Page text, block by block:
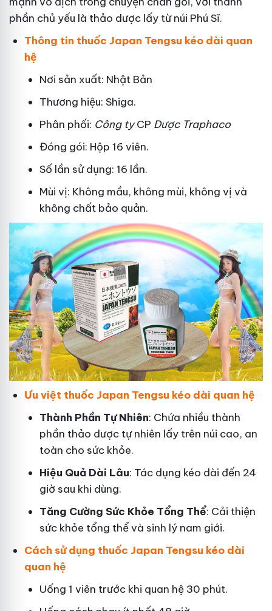
phần chủ yếu là thảo dược lấy từ núi Phú Sĩ.
Thông tin thuốc Japan Tengsu kéo dài quan
hệ
Nơi sản xuất: Nhật Bản
Thương hiệu: Shiga.
Phân phối: Công tyCP Dược Traphaco
Đóng gói: Hộp 16 viên.
Số lần sử dụng: 16 lần.
Mùi vị: Không mầu, không mùi, không vị và
không chất bảo quản.
Ưu việt thuốc Japan Tengsu kéo dài quan hệ
Thành Phần Tự Nhiên: Chứa nhiều thành
phần thảo dược tự nhiên lấy trên núi cao, an
toàn cho sức khỏe.
Hiệu Quả Dài Lâu: Tác dụng kéo dài đến 24
giờ sau khi dùng.
Tăng Cường Sức Khỏe Tổng Thể: Cải thiện
sức khỏe tổng thể và sinh lý nam giới.
Cách sử dụng thuốc Japan Tengsu kéo dài
quan hệ
Uống 1 viên trước khi quan hệ 30 phút.